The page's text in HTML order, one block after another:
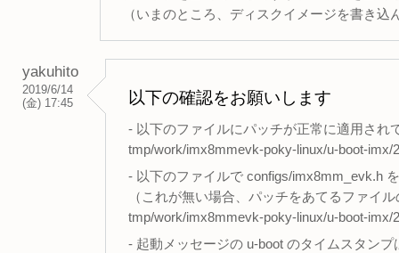
（いまのところ、ディスクイメージを書き
yakuhito
2019/6/14
(金) 17:45
以下の確認をお願いします
- 以下のファイルにパッチが正常に適用され
tmp/work/imx8mmevk-poky-linux/u-boot-imx/
- 以下のファイルで configs/imx8mm_evk.h
（これが無い場合、パッチをあてるファイ
tmp/work/imx8mmevk-poky-linux/u-boot-imx/
- 起動メッセージの u-boot のタイムスタン